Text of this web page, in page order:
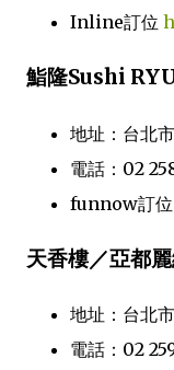
Inline訂位
鮨隆Sushi
地址：台北
電話：02
funnow訂位
天香樓／亞都
地址：台北
電話：02